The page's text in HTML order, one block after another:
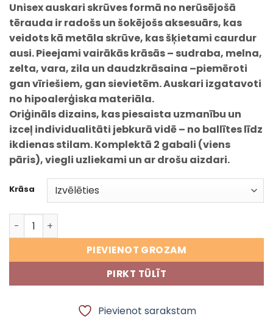
Unisex auskari skrūves formā no nerūsējošā
tērauda ir radošs un šokējošs aksesuārs, kas
veidots kā metāla skrūve, kas šķietami caurdur
ausi. Pieejami vairākās krāsās – sudraba, melna,
zelta, vara, zila un daudzkrāsaina –piemēroti
gan vīriešiem, gan sievietēm. Auskari izgatavoti
no hipoalerģiska materiāla.
Oriģināls dizains, kas piesaista uzmanību un
izceļ individualitāti jebkurā vidē – no ballītes līdz
ikdienas stilam. Komplektā 2 gabali (viens
pāris), viegli uzliekami un ar drošu aizdari.
Krāsa
Unisex auskari skrūves formā no nerūsējošā tērauda –
PIEVIENOT GROZAM
PIRKT TŪLĪT
Pievienot sarakstam